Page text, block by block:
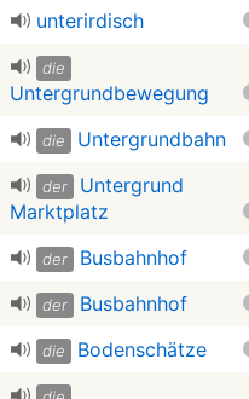
unterirdisch
die
Untergrundbewegung
die Untergrundbahn
der
Untergrund
Marktplatz
der Busbahnhof
der Busbahnhof
die Bodenschätze